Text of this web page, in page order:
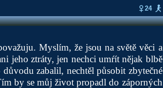
24
Myslím, že jsou na světě věci a
jeho ztráty, jen nechci umŕít nějak blbě
zabalil, nechtěl působit zbytečné
by se můj život propadl do záporných